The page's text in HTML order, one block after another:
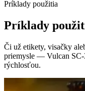
Príklady použitia
Príklady
Či už etikety, visačky
priemysle — Vulcan SC-
rýchlosťou.